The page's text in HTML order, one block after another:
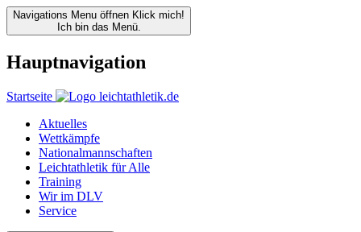
Navigations Menu öffnen Klick mich!
Ich bin das Menü.
Hauptnavigation
Startseite
Aktuelles
Wettkämpfe
Nationalmannschaften
Leichtathletik für Alle
Training
Wir im DLV
Service